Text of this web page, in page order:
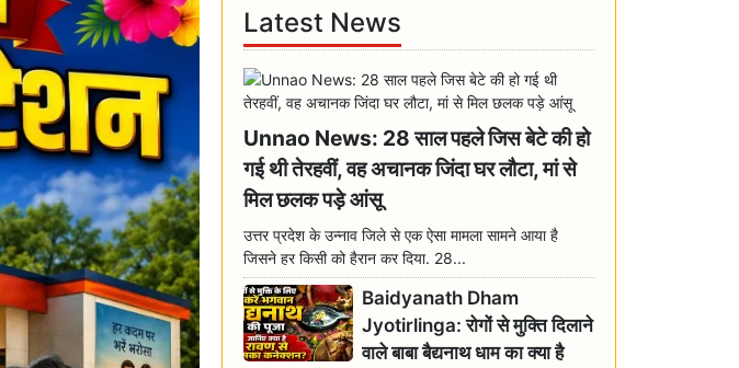
Latest News
Unnao News: 28 साल पहले जिस बेटे की हो
गई थी तेरहवीं, वह अचानक जिंदा घर लौटा, मां से
मिल छलक पड़े आंसू
उत्तर प्रदेश के उन्नाव जिले से एक ऐसा मामला सामने आया है
जिसने हर किसी को हैरान कर दिया. 28...
Baidyanath Dham
Jyotirlinga: रोगों से मुक्ति दिलाने
वाले बाबा बैद्यनाथ धाम का क्या है